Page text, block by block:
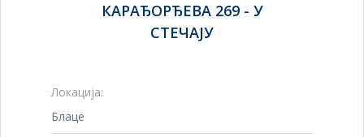
КАРАЂОРЂЕВА 269 - У
СТЕЧАЈУ
Локација:
Блаце